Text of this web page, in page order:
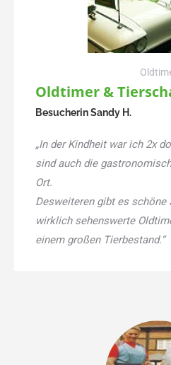
Oldtimer &
Besucherin Sandy H.
„In der Kindheit war ich 2x
sind auch die
Ort.
Desweiteren gibt es schöne
wirklich sehenswerte
einem großen Tierbestand.“